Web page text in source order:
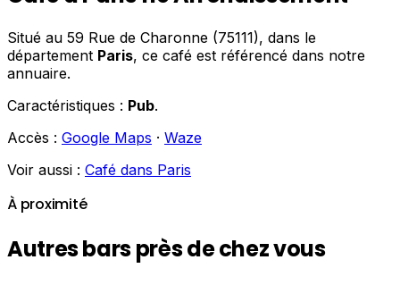
Situé au 59 Rue de Charonne (75111), dans le
département Paris, ce café est référencé dans notre
annuaire.
Caractéristiques : Pub.
Accès : Google Maps · Waze
Voir aussi : Café dans Paris
À proximité
Autres bars près de chez vous